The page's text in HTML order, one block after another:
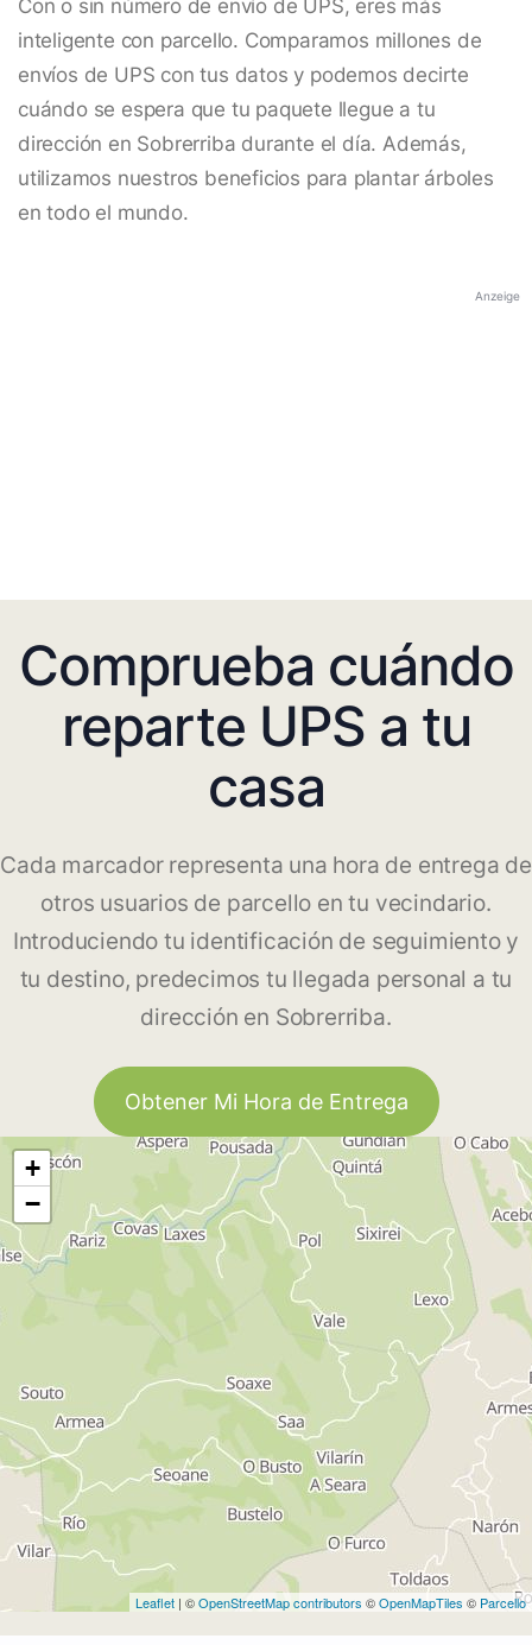
Con o sin número de envío de UPS, eres más
inteligente con parcello. Comparamos millones de
envíos de UPS con tus datos y podemos decirte
cuándo se espera que tu paquete llegue a tu
dirección en Sobrerriba durante el día. Además,
utilizamos nuestros beneficios para plantar árboles
en todo el mundo.
Anzeige
Comprueba cuándo
reparte UPS a tu
casa
Cada marcador representa una hora de entrega de
otros usuarios de parcello en tu vecindario.
Introduciendo tu identificación de seguimiento y
tu destino, predecimos tu llegada personal a tu
dirección en Sobrerriba.
Obtener Mi Hora de Entrega
+
−
Leaflet | ©OpenStreetMap contributors ©OpenMapTiles © Parcello